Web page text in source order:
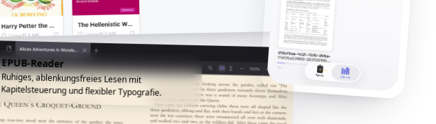
EPUB-Reader
Ruhiges, ablenkungsfreies Lesen mit
Kapitelsteuerung und flexibler Typografie.